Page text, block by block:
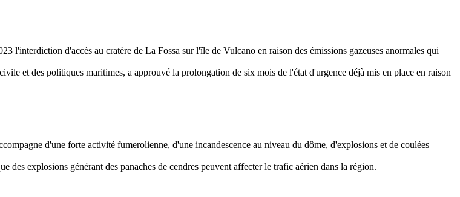
d'accès au cratère de La Fossa sur l'île de Vulcano en raison des émissions gazeuses anormales qui
et des politiques maritimes, a approuvé la prolongation de six mois de l'état d'urgence déjà mis en place en raison
d'une forte activité fumerolienne, d'une incandescence au niveau du dôme, d'explosions et de coulées
explosions générant des panaches de cendres peuvent affecter le trafic aérien dans la région.